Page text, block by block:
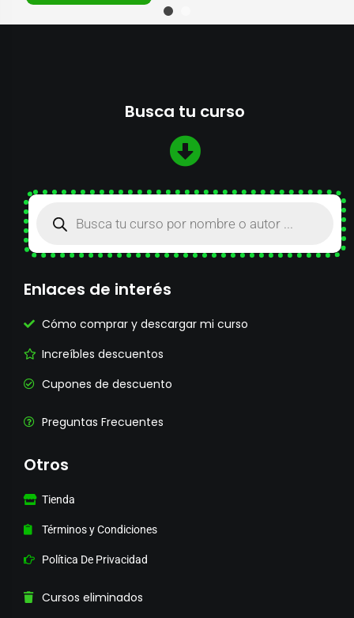
Busca tu curso
Enlaces de interés
Cómo comprar y descargar mi curso
Increíbles descuentos
Cupones de descuento
Preguntas Frecuentes
Otros
Tienda
Términos y Condiciones
Política De Privacidad
Cursos eliminados